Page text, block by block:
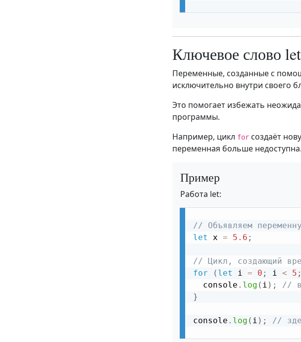
Ключевое слово let
Переменные, созданные с
исключительно внутри своего
Это помогает избежать
программы.
Например, цикл for создаёт
переменная больше недоступна.
Пример
Работа let:
// Объявляем
let
x = 5.6 ;
// Цикл, создающий
for
( let i = 0 ; i < 5 ;
  console
. log ( i ) ;
//
}
console . log ( i ) ; //